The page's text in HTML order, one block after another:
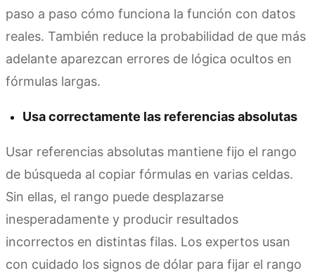
paso a paso cómo funciona la función con datos
reales. También reduce la probabilidad de que más
adelante aparezcan errores de lógica ocultos en
fórmulas largas.
Usa correctamente las referencias absolutas
Usar referencias absolutas mantiene fijo el rango
de búsqueda al copiar fórmulas en varias celdas.
Sin ellas, el rango puede desplazarse
inesperadamente y producir resultados
incorrectos en distintas filas. Los expertos usan
con cuidado los signos de dólar para fijar el rango